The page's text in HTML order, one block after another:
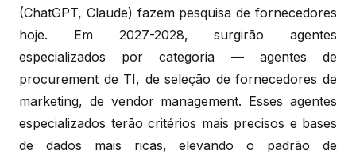
(ChatGPT, Claude) fazem pesquisa de fornecedores
hoje. Em 2027-2028, surgirão agentes
especializados por categoria — agentes de
procurement de TI, de seleção de fornecedores de
marketing, de vendor management. Esses agentes
especializados terão critérios mais precisos e bases
de dados mais ricas, elevando o padrão de